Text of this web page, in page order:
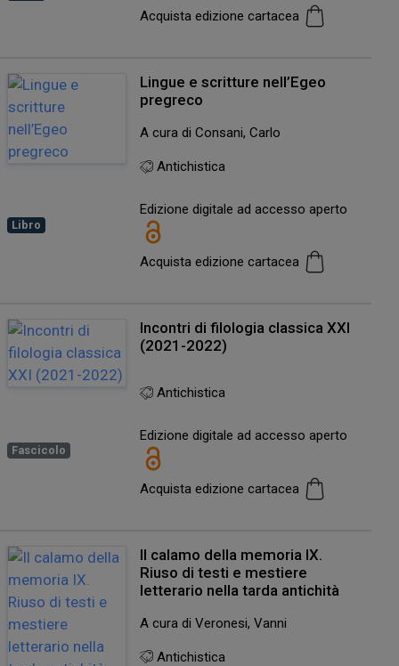
Acquista edizione cartacea
Libro
Lingue e scritture nell’Egeo
pregreco
A cura di Consani, Carlo
Antichistica
Edizione digitale ad accesso aperto
Acquista edizione cartacea
Fascicolo
Incontri di filologia classica XXI
(2021-2022)
Antichistica
Edizione digitale ad accesso aperto
Acquista edizione cartacea
Il calamo della memoria IX.
Riuso di testi e mestiere
letterario nella tarda antichità
A cura di Veronesi, Vanni
Antichistica